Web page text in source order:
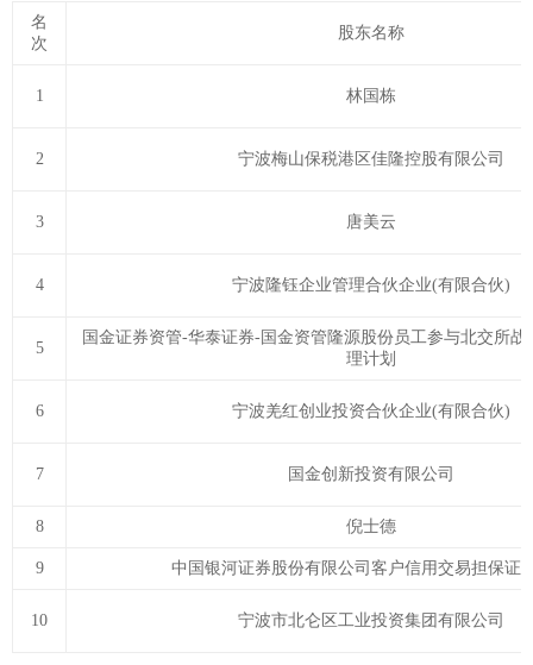
名
次
股东名称
1 林国栋
2 宁波梅山保税港区佳隆控股有限公司
3 唐美云
4 宁波隆钰企业管理合伙企业(有限合伙)
5
国金证券资管-华泰证券-国金资管隆源股份员工参与北交所战
理计划
6 宁波羌红创业投资合伙企业(有限合伙)
7 国金创新投资有限公司
8 倪士德
9 中国银河证券股份有限公司客户信用交易担保证
10 宁波市北仑区工业投资集团有限公司